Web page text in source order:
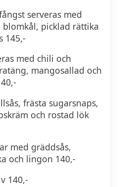
serveras med
blomkål, picklad rättika
145,-
med chili och
mangosallad och
frästa sugarsnaps,
och rostad lök
med gräddsås,
och lingon 140,-
140,-